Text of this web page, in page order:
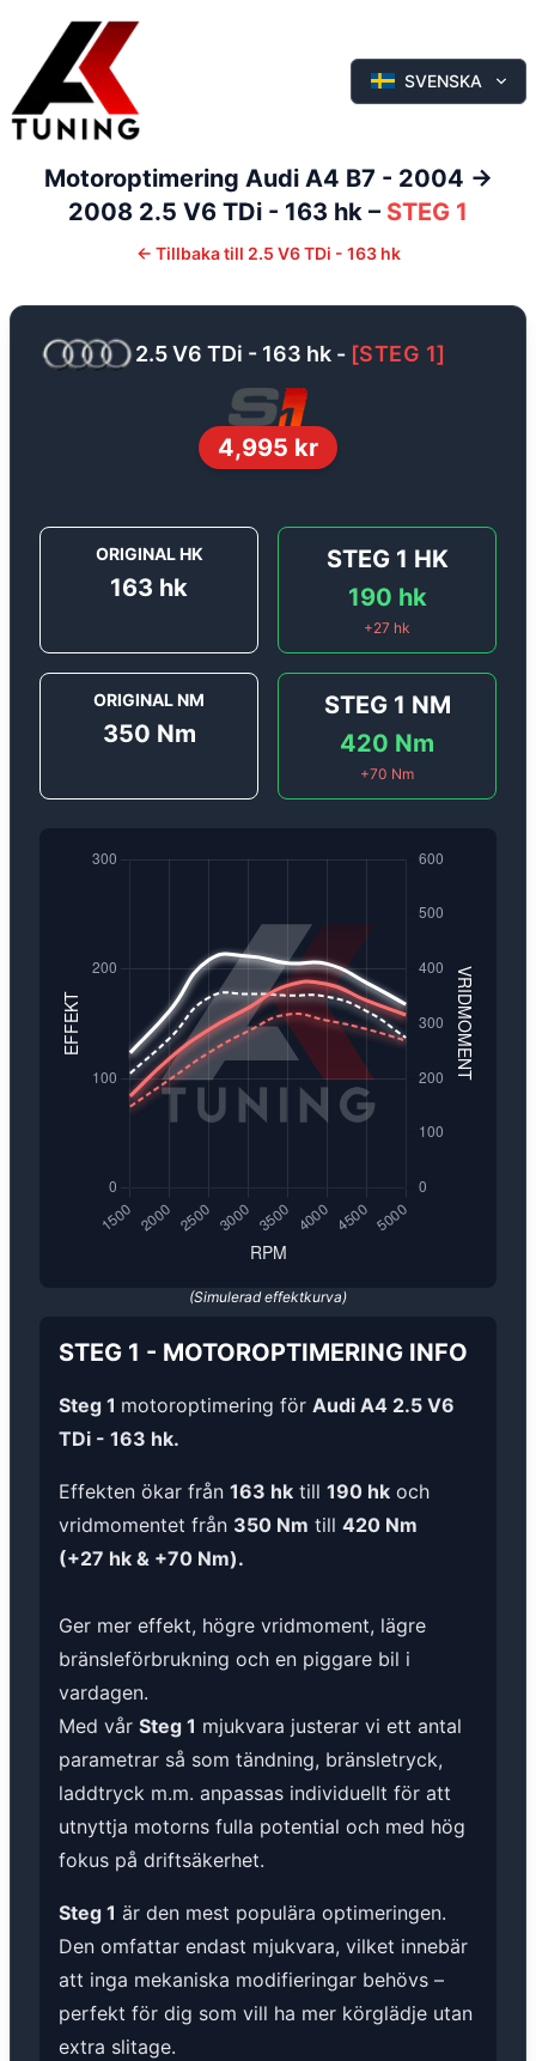
SVENSKA
Motoroptimering Audi A4 B7 - 2004 ->
2008 2.5 V6 TDi - 163 hk – STEG 1
← Tillbaka till 2.5 V6 TDi - 163 hk
2.5 V6 TDi - 163 hk - [STEG 1]
4,995 kr
ORIGINAL HK
163 hk
STEG 1 HK
190 hk
+27 hk
ORIGINAL NM
350 Nm
STEG 1 NM
420 Nm
+70 Nm
(Simulerad effektkurva)
STEG 1 - MOTOROPTIMERING INFO
Steg 1 motoroptimering för Audi A4 2.5 V6
TDi - 163 hk.
Effekten ökar från 163 hk till 190 hk och
vridmomentet från 350 Nm till 420 Nm
(+27 hk & +70 Nm).
Ger mer effekt, högre vridmoment, lägre
bränsleförbrukning och en piggare bil i
vardagen.
Med vår Steg 1 mjukvara justerar vi ett antal
parametrar så som tändning, bränsletryck,
laddtryck m.m. anpassas individuellt för att
utnyttja motorns fulla potential och med hög
fokus på driftsäkerhet.
Steg 1 är den mest populära optimeringen.
Den omfattar endast mjukvara, vilket innebär
att inga mekaniska modifieringar behövs –
perfekt för dig som vill ha mer körglädje utan
extra slitage.